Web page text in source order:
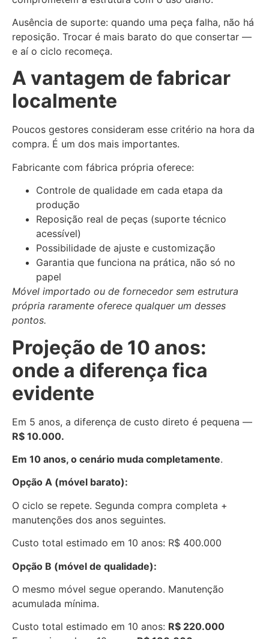
Ausência de suporte: quando uma peça falha, não há
reposição. Trocar é mais barato do que consertar —
e aí o ciclo recomeça.
A vantagem de fabricar
localmente
Poucos gestores consideram esse critério na hora da
compra. É um dos mais importantes.
Fabricante com fábrica própria oferece:
Controle de qualidade em cada etapa da
produção
Reposição real de peças (suporte técnico
acessível)
Possibilidade de ajuste e customização
Garantia que funciona na prática, não só no
papel
Móvel importado ou de fornecedor sem estrutura
própria raramente oferece qualquer um desses
pontos.
Projeção de 10 anos:
onde a diferença fica
evidente
Em 5 anos, a diferença de custo direto é pequena —
R$ 10.000.
Em 10 anos, o cenário muda completamente.
Opção A (móvel barato):
O ciclo se repete. Segunda compra completa +
manutenções dos anos seguintes.
Custo total estimado em 10 anos: R$ 400.000
Opção B (móvel de qualidade):
O mesmo móvel segue operando. Manutenção
acumulada mínima.
Custo total estimado em 10 anos: R$ 220.000